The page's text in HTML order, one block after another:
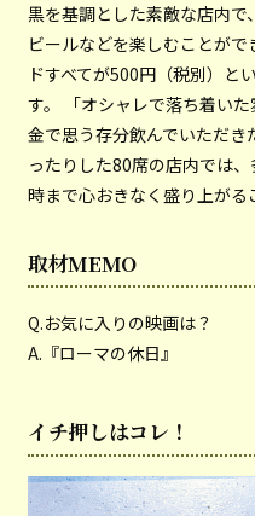
黒を基調とした素敵な店内で
ビールなどを楽しむことが
ドすべてが500円（税別）と
す。 「オシャレで落ち着い
金で思う存分飲んでいただ
ったりした80席の店内では
時まで心おきなく盛り上がる
取材MEMO
Q.お気に入りの映画は？
A.『ローマの休日』
イチ押しはコレ！